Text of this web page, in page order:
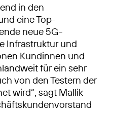
in den
eine Top-
neue 5G-
Infrastruktur und
Kundinnen und
für ein sehr
von den Testern der
wird“, sagt Mallik